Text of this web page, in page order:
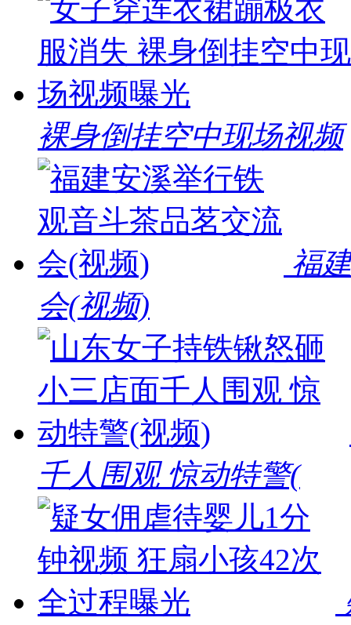
裸身倒挂空中现场视频
福
会(视频)
千人围观 惊动特警(